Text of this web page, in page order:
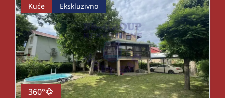
Kuće Ekskluzivno
360°